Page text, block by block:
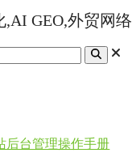
后台管理操作手册